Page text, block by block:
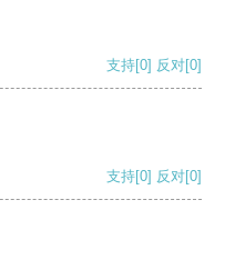
支持[0] 反对[0]
支持[0] 反对[0]